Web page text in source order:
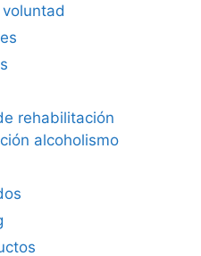
rehabilitación
alcoholismo